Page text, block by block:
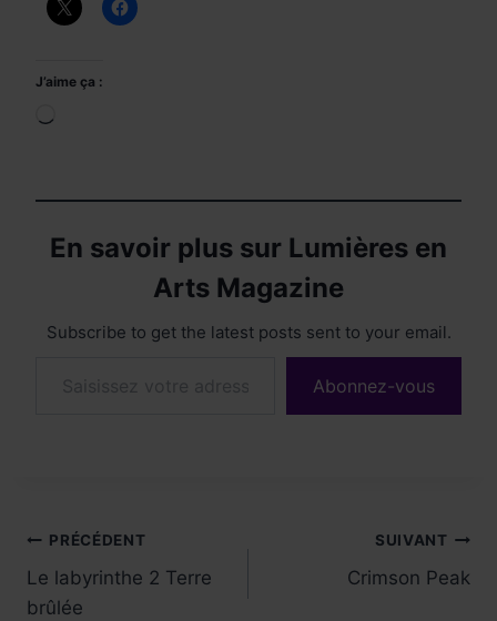
J’aime ça :
En savoir plus sur Lumières en
Arts Magazine
Subscribe to get the latest posts sent to your email.
Abonnez-vous
Navigation
de
PRÉCÉDENT
Le labyrinthe 2 Terre
brûlée
SUIVANT
Crimson Peak